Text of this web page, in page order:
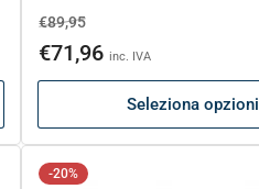
Prezzo
di
€89,95Prezzo
scontato
€71,96 inc. IVA
Seleziona opzioni
-20%